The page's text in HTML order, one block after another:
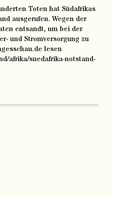
Toten hat Südafrikas
ausgerufen. Wegen der
entsandt, um bei der
und Stromversorgung zu
lesen
afrika/suedafrika-notstand-